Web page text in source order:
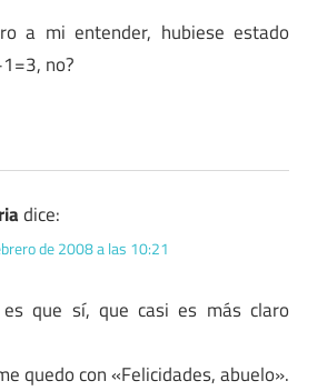
a mi entender, hubiese estado
no?
dice:
de 2008 a las 10:21
que sí, que casi es más claro
quedo con «Felicidades, abuelo».